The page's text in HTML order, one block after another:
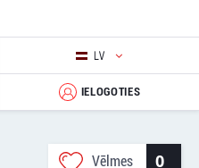
LV
IELOGOTIES
Vēlmes 0